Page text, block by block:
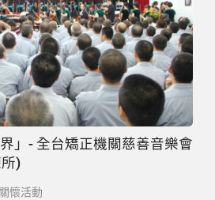
」- 全台矯正機關慈善音樂會
)
懷活動